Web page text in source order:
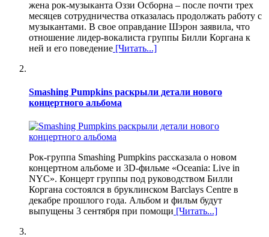
жена рок-музыканта Оззи Осборна – после почти трех
месяцев сотрудничества отказалась продолжать работу с
музыкантами. В свое оправдание Шэрон заявила, что
отношение лидер-вокалиста группы Билли Коргана к
ней и его поведение [Читать...]
Smashing Pumpkins раскрыли детали нового
концертного альбома
Рок-группа Smashing Pumpkins рассказала о новом
концертном альбоме и 3D-фильме «Oceania: Live in
NYC». Концерт группы под руководством Билли
Коргана состоялся в бруклинском Barclays Centre в
декабре прошлого года. Альбом и фильм будут
выпущены 3 сентября при помощи [Читать...]